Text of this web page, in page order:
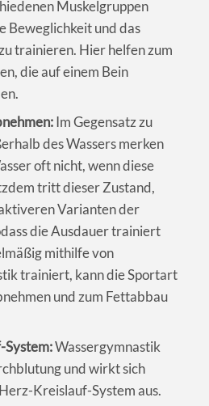
Muskelgruppen
Beweglichkeit und das
trainieren. Hier helfen zum
die auf einem Bein
Im Gegensatz zu
des Wassers merken
oft nicht, wenn diese
tritt dieser Zustand,
Varianten der
die Ausdauer trainiert
mithilfe von
trainiert, kann die Sportart
und zum Fettabbau
Wassergymnastik
und wirkt sich
Kreislauf-System aus.